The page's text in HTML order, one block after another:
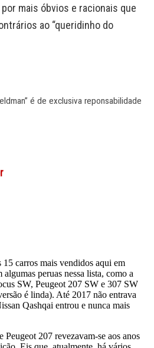
mais óbvios e racionais que
ao “queridinho do
é de exclusiva reponsabilidade